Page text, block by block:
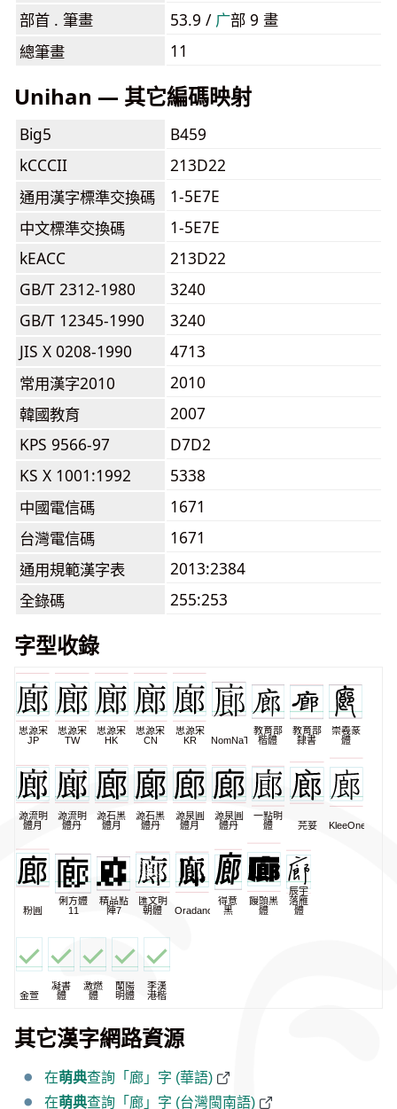
部首 . 筆畫
53.9 / ⼴部 9 畫
總筆畫
11
Unihan — 其它編碼映射
Big5
B459
kCCCII
213D22
通用漢字標準交換碼
1-5E7E
中文標準交換碼
1-5E7E
kEACC
213D22
GB/T 2312-1980
3240
GB/T 12345-1990
3240
JIS X 0208-1990
4713
常用漢字2010
2010
韓國教育
2007
KPS 9566-97
D7D2
KS X 1001:1992
5338
中國電信碼
1671
台灣電信碼
1671
通用規範漢字表
2013:2384
全錄碼
255:253
字型收錄
思源宋
JP
思源宋
TW
思源宋
HK
思源宋
CN
思源宋
KR
NomNaTong
教育部
楷體
教育部
隸書
崇羲篆
體
源流明
體月
源流明
體丹
源石黑
體月
源石黑
體丹
源泉圓
體月
源泉圓
體丹
一點明
體
芫荽 KleeOne
粉圓
俐方體
11
精品點
陣7
匯文明
朝體
Oradano
得意
黑
饅頭黑
體
辰宇
落雁
體
金萱
凝書
體
激燃
體
蘭陽
明體
李漢
港楷
其它漢字網路資源
在萌典查詢「廊」字 (華語)
在萌典查詢「廊」字 (台灣閩南語)